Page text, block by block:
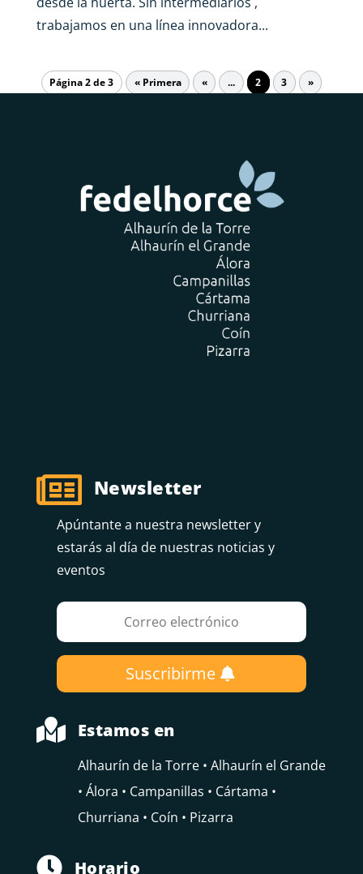
trabajamos en una línea innovadora...
Página 2 de 3 « Primera « ... 2 3 »
 Newsletter
Apúntante a nuestra newsletter y
estarás al día de nuestras noticias y
eventos
Suscribirme
 Estamos en
Alhaurín de la Torre • Alhaurín el Grande
• Álora • Campanillas • Cártama •
Churriana • Coín • Pizarra
 Horario